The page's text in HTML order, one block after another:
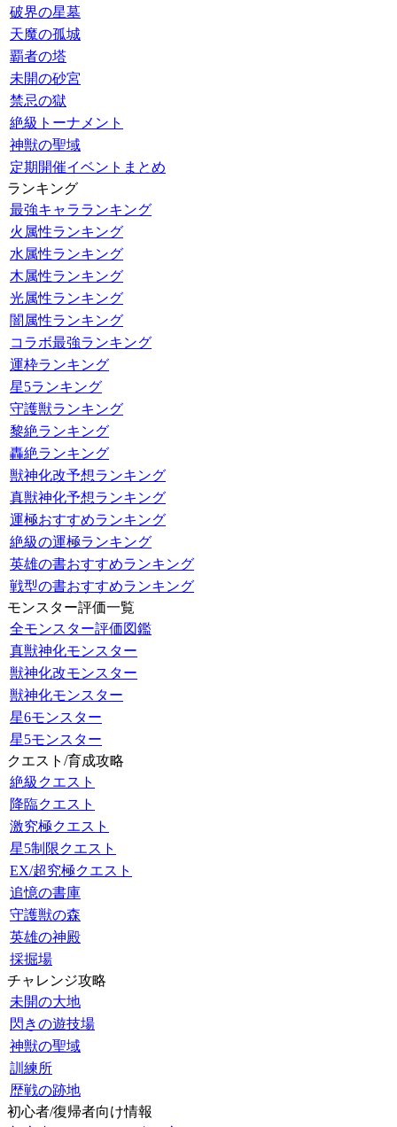
破界の星墓
天魔の孤城
覇者の塔
未開の砂宮
禁忌の獄
絶級トーナメント
神獣の聖域
定期開催イベントまとめ
ランキング
最強キャラランキング
火属性ランキング
水属性ランキング
木属性ランキング
光属性ランキング
闇属性ランキング
コラボ最強ランキング
運枠ランキング
星5ランキング
守護獣ランキング
黎絶ランキング
轟絶ランキング
獣神化改予想ランキング
真獣神化予想ランキング
運極おすすめランキング
絶級の運極ランキング
英雄の書おすすめランキング
戦型の書おすすめランキング
モンスター評価一覧
全モンスター評価図鑑
真獣神化モンスター
獣神化改モンスター
獣神化モンスター
星6モンスター
星5モンスター
クエスト/育成攻略
絶級クエスト
降臨クエスト
激究極クエスト
星5制限クエスト
EX/超究極クエスト
追憶の書庫
守護獣の森
英雄の神殿
採掘場
チャレンジ攻略
未開の大地
閃きの遊技場
神獣の聖域
訓練所
歴戦の跡地
初心者/復帰者向け情報